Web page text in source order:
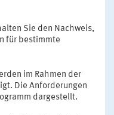
Sie den Nachweis,
für bestimmte
im Rahmen der
Die Anforderungen
dargestellt.